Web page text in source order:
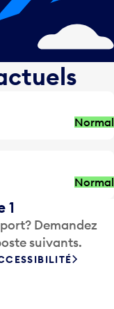
Normal
Normal
1
Demandez
suivants.